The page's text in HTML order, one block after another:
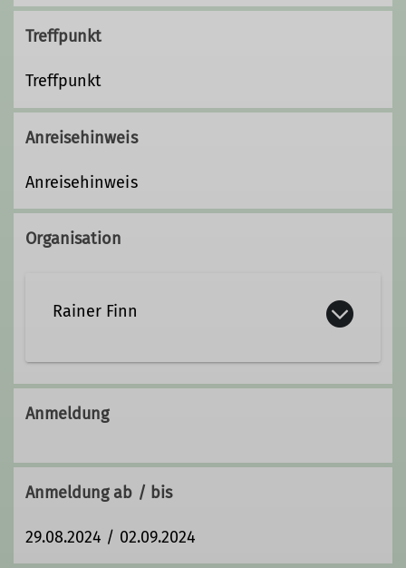
Treffpunkt
Treffpunkt
Anreisehinweis
Anreisehinweis
Organisation
Rainer Finn
rainer.finn@davgoettingen.de
Qualifikationen
Trainer*in C Sportklettern Breitensport
Anmeldung
Anmeldung ab / bis
29.08.2024 / 02.09.2024